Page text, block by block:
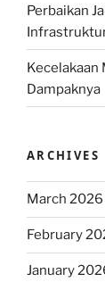
Perbaikan
Kecelakaan
Dampaknya
ARCHIVES
March 2026
February
January